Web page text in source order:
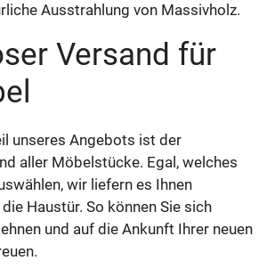
Ausstrahlung von Massivholz.
Versand für
unseres Angebots ist der
aller Möbelstücke. Egal, welches
wir liefern es Ihnen
Haustür. So können Sie sich
und auf die Ankunft Ihrer neuen